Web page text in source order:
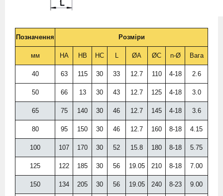
Позначення Розміри
мм HA HB HC L ØA ØC n-Ø Вага
40 63 115 30 33 12.7 110 4-18 2.6
50 66 13 30 43 12.7 125 4-18 3.0
65 75 140 30 46 12.7 145 4-18 3.6
80 95 150 30 46 12.7 160 8-18 4.15
100 107 170 30 52 15.8 180 8-18 5.75
125 122 185 30 56 19.05 210 8-18 7.00
150 134 205 30 56 19.05 240 8-23 9.00